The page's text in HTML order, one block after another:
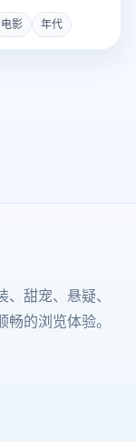
电影 年代
甜宠、悬疑、
的浏览体验。